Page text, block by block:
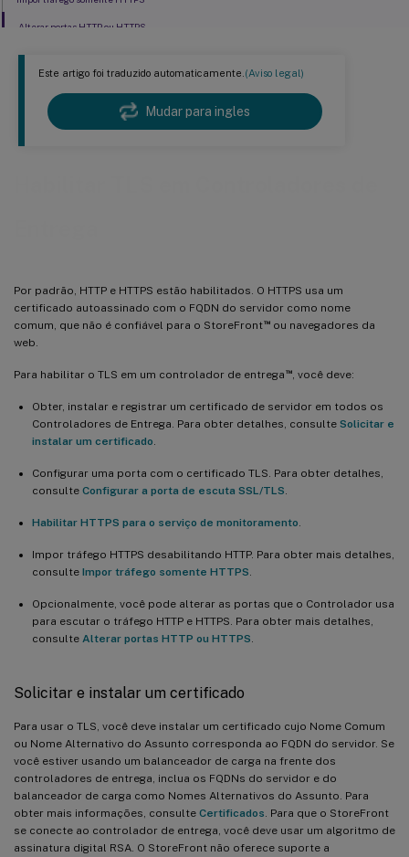
Este artigo foi traduzido automaticamente.(Aviso legal)
Mudar para ingles
Por padrão, HTTP e HTTPS estão habilitados. O HTTPS usa um
certificado autoassinado com o FQDN do servidor como nome
comum, que não é confiável para o StoreFront™ou navegadores da
web.
Para habilitar o TLS em um controlador de entrega ™, você deve:
Obter, instalar e registrar um certificado de servidor em todos os
Controladores de Entrega. Para obter detalhes, consulte Solicitar e
instalar um certificado
Configurar uma porta com o certificado TLS. Para obter detalhes,
consulte Configurar a porta de escuta SSL/TLS
Habilitar HTTPS para o serviço de monitoramento
Impor tráfego HTTPS desabilitando HTTP. Para obter mais detalhes,
consulte Impor tráfego somente HTTPS
Opcionalmente, você pode alterar as portas que o Controlador usa
para escutar o tráfego HTTP e HTTPS. Para obter mais detalhes,
consulte Alterar portas HTTP ou HTTPS
Solicitar e instalar um certificado
Para usar o TLS, você deve instalar um certificado cujo Nome Comum
ou Nome Alternativo do Assunto corresponda ao FQDN do servidor. Se
você estiver usando um balanceador de carga na frente dos
controladores de entrega, inclua os FQDNs do servidor e do
balanceador de carga como Nomes Alternativos do Assunto. Para
obter mais informações, consulte Certificados . Para que o StoreFront
se conecte ao controlador de entrega, você deve usar um algoritmo de
assinatura digital RSA. O StoreFront não oferece suporte a
Alterar portas HTTP ou HTTPS